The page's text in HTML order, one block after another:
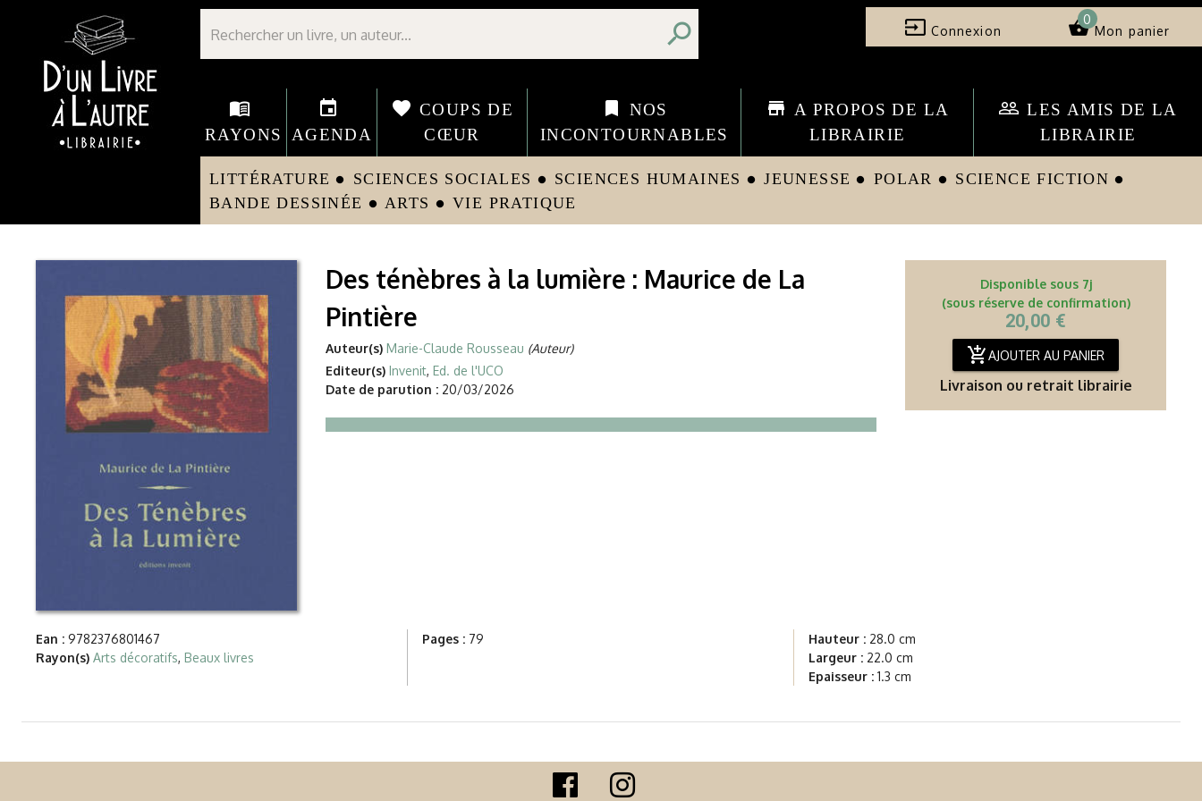
Librairie D'un livre à l'autre - Avranches
search input Connexion shopping_basket
0
Mon panier
menu_book
RAYONS
event
AGENDA
favorite COUPS DE
CŒUR
bookmark
NOS
INCONTOURNABLES
store A PROPOS DE LA
LIBRAIRIE
people_outline LES AMIS DE LA
LIBRAIRIE
LITTÉRATURE circle SCIENCES SOCIALES circle SCIENCES HUMAINES circle JEUNESSE circle POLAR circle SCIENCE FICTION circle
BANDE DESSINÉE circle ARTS circle VIE PRATIQUE
Des ténèbres à la lumière : Maurice de La
Pintière
Auteur(s) Marie-Claude Rousseau (Auteur)
Editeur(s) Invenit, Ed. de l'UCO
Date de parution : 20/03/2026
Disponible sous 7j
(sous réserve de confirmation)
20,00 €
add_shopping_cartAJOUTER AU PANIER
Livraison ou retrait librairie
Ean : 9782376801467
Rayon(s) Arts décoratifs, Beaux livres
Pages : 79 Hauteur : 28.0 cm
Largeur : 22.0 cm
Epaisseur : 1.3 cm